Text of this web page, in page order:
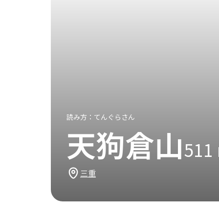
読み方： てんぐらさん
天狗倉山511
三重